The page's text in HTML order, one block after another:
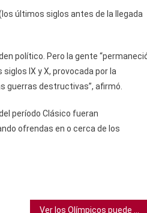
últimos siglos antes de la llegada
político. Pero la gente
IX y X, provocada por la
guerras destructivas”, afirmó.
período Clásico fueran
ofrendas en o cerca de los